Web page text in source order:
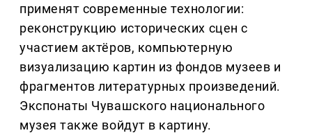
применят современные технологии:
реконструкцию исторических сцен с
участием актёров, компьютерную
визуализацию картин из фондов музеев и
фрагментов литературных произведений.
Экспонаты Чувашского национального
музея также войдут в картину.